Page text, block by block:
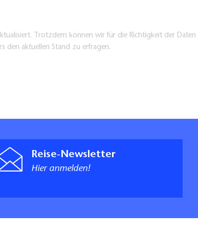
Trotzdem können wir für die Richtigkeit der
den aktuellen Stand zu erfragen.
Reise-Newsletter
Hier anmelden!